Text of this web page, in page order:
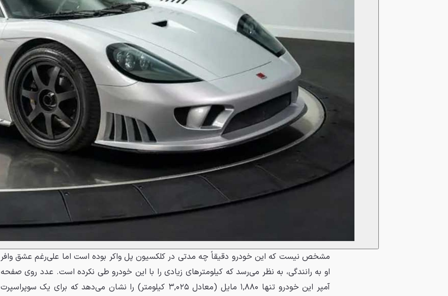
مشخص نیست که این خودرو دقیقاً چه مدتی در کلکسیون پل واکر بوده است اما علی‌رغم عشق وافر
او به رانندگی، به نظر می‌رسد که کیلومترهای زیادی را با این خودرو طی نکرده است. عدد روی صفحه
آمپر این خودرو تنها ۱,۸۸۰ مایل (معادل ۳,۰۲۵ کیلومتر) را نشان می‌دهد که برای یک سوپراسپرت